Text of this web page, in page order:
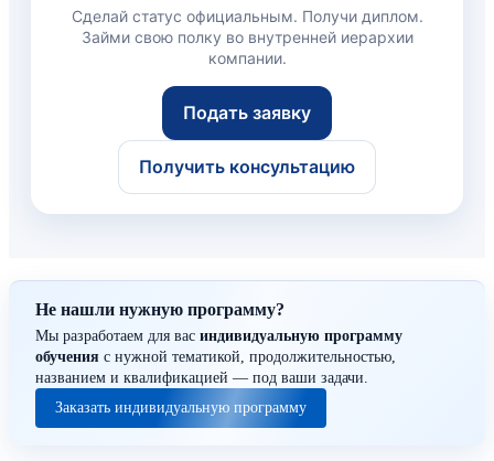
Сделай статус официальным. Получи диплом.
Займи свою полку во внутренней иерархии
компании.
Подать заявку
Получить консультацию
Не нашли нужную программу?
Мы разработаем для вас индивидуальную программу
обучения с нужной тематикой, продолжительностью,
названием и квалификацией — под ваши задачи.
Заказать индивидуальную программу